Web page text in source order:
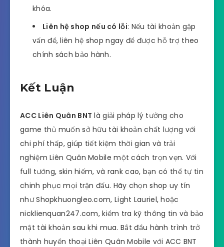
khóa.
Liên hệ shop nếu có lỗi: Nếu tài khoản gặp
vấn đề, liên hệ shop ngay để được hỗ trợ theo
chính sách bảo hành.
Kết Luận
ACC Liên Quân BNT là giải pháp lý tưởng cho
game thủ muốn sở hữu tài khoản chất lượng với
chi phí thấp, giúp tiết kiệm thời gian và trải
nghiệm Liên Quân Mobile một cách trọn vẹn. Với
full tướng, skin hiếm, và rank cao, bạn có thể tự tin
chinh phục mọi trận đấu. Hãy chọn shop uy tín
như Shopkhuongleo.com, Light Lauriel, hoặc
nicklienquan247.com, kiểm tra kỹ thông tin và bảo
mật tài khoản sau khi mua. Bắt đầu hành trình trở
thành huyền thoại Liên Quân Mobile với ACC BNT